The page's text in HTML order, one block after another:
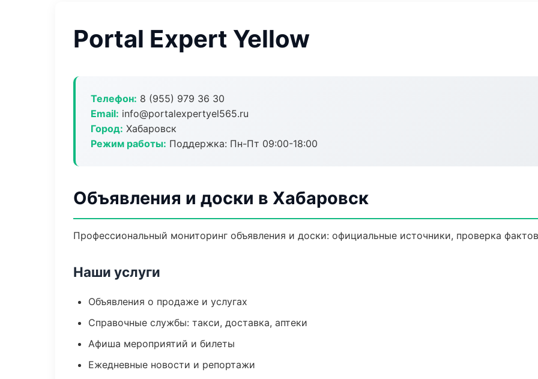
Portal Expert Yellow
Телефон: 8 (955) 979 36 30
Email: info@portalexpertyel565.ru
Город: Хабаровск
Режим работы: Поддержка: Пн-Пт 09:00-18:00
Объявления и доски в Хабаровск
Профессиональный мониторинг объявления и доски: официальные источники, проверка
Наши услуги
Объявления о продаже и услугах
Справочные службы: такси, доставка, аптеки
Афиша мероприятий и билеты
Ежедневные новости и репортажи